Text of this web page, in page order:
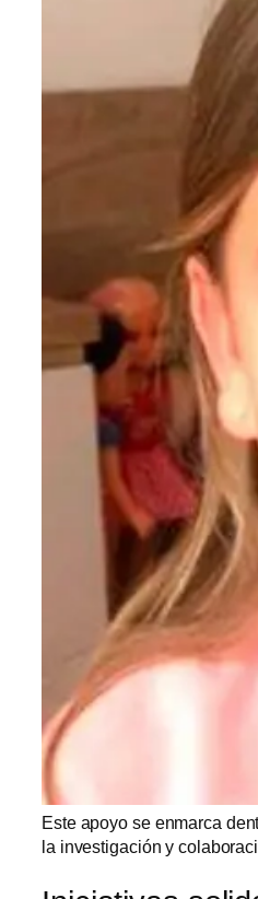
Este apoyo se enmarca
la investigación y